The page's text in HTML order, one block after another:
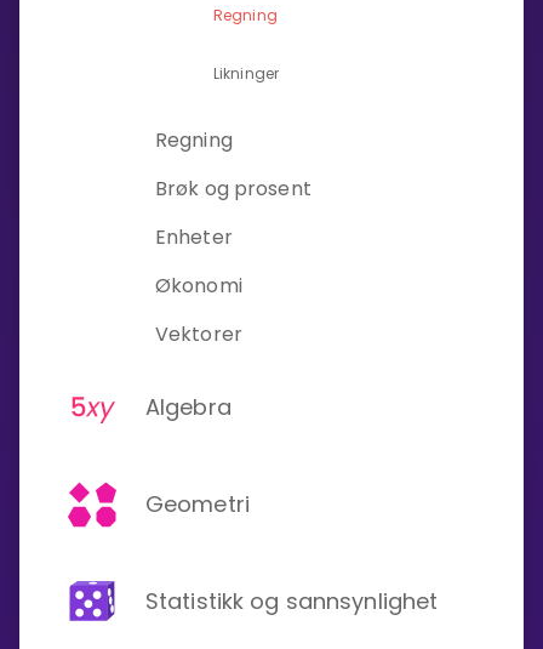
Regning
Likninger
Regning
Brøk og prosent
Enheter
Økonomi
Vektorer
Algebra
Geometri
Statistikk og sannsynlighet